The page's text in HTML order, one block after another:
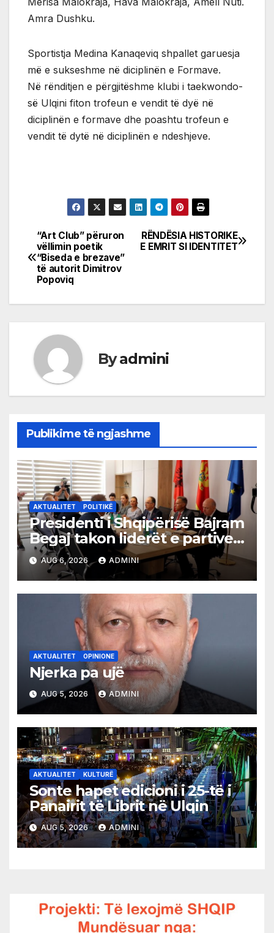
Amra Dushku.
Sportistja Medina Kanaqeviq shpallet garuesja
më e sukseshme në diciplinën e Formave.
Në rënditjen e përgjitëshme klubi i taekwondo-
së Ulqini fiton trofeun e vendit të dyë në
diciplinën e formave dhe poashtu trofeun e
vendit të dytë në diciplinën e ndeshjeve.
Post
navigation
RËNDËSIA HISTORIKE
E EMRIT SI IDENTITET
“Art Club” përuron
vëllimin poetik
“Biseda e brezave”
të autorit Dimitrov
Popoviq
Byadmini
Publikime të ngjashme
AKTUALITET POLITIKË
Presidenti i Shqipërisë Bajram
Begaj takon liderët e partive
shqiptare në Ulqin
AUG 6, 2026 ADMINI
AKTUALITET OPINIONE
Njerka pa ujë
AUG 5, 2026 ADMINI
AKTUALITET KULTURË
Sonte hapet edicioni i 25-të i
Panairit të Librit në Ulqin
AUG 5, 2026 ADMINI